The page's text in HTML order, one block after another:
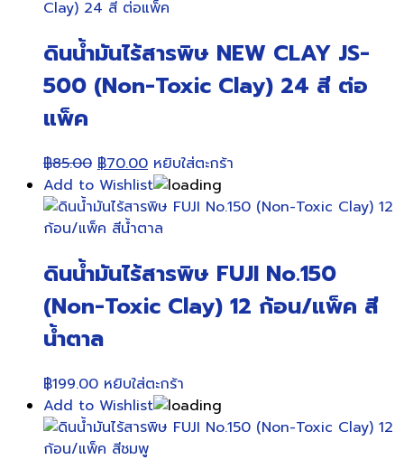
ดินน้ำมันไร้สารพิษ NEW CLAY JS-
500 (Non-Toxic Clay) 24 สี ต่อ
แพ็ค
฿85.00 Original
price
was:
฿85.00.
฿70.00Current
price
is:
฿70.00.
หยิบใส่ตะกร้า
Add to Wishlist
ดินน้ำมันไร้สารพิษ FUJI No.150
(Non-Toxic Clay) 12 ก้อน/แพ็ค สี
น้ำตาล
฿199.00 หยิบใส่ตะกร้า
Add to Wishlist